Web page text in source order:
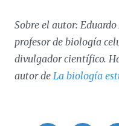
Sobre el autor:
profesor de biología
divulgador científico.
autor de La biología